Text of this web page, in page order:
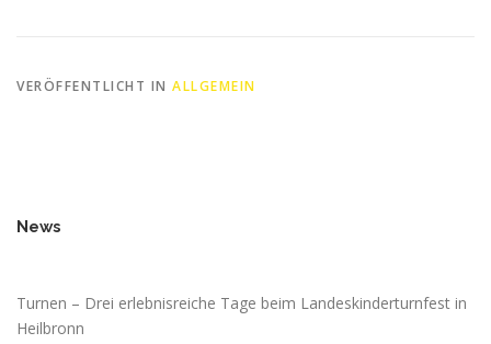
VERÖFFENTLICHT IN ALLGEMEIN
News
Turnen – Drei erlebnisreiche Tage beim Landeskinderturnfest in
Heilbronn